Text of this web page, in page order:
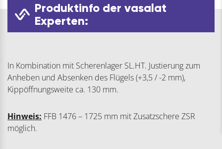
Produktinfo der vasalat
Experten:
In Kombination mit Scherenlager SL.HT. Justierung zum
Anheben und Absenken des Flügels (+3,5 / -2 mm),
Kippöffnungsweite ca. 130 mm.
Hinweis: FFB 1476 – 1725 mm mit Zusatzschere ZSR
möglich.